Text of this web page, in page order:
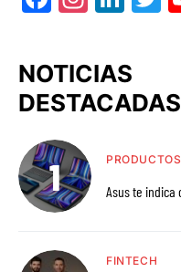
NOTICIAS
DESTACADAS
PRODUCTOS
Asus te indica
FINTECH